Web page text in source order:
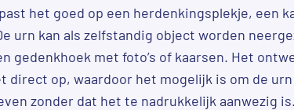
het goed op een herdenkingsplekje, een
urn kan als zelfstandig object worden
gedenkhoek met foto’s of kaarsen. Het
direct op, waardoor het mogelijk is om de
zonder dat het te nadrukkelijk aanwezig